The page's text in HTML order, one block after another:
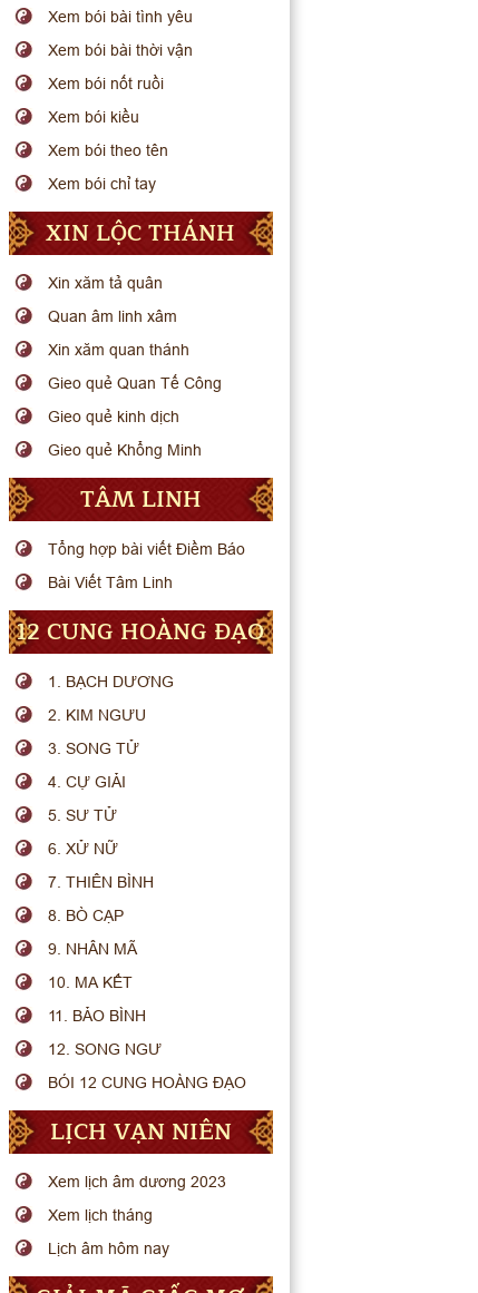
Xem bói bài tình yêu
Xem bói bài thời vận
Xem bói nốt ruồi
Xem bói kiều
Xem bói theo tên
Xem bói chỉ tay
XIN LỘC THÁNH
Xin xăm tả quân
Quan âm linh xâm
Xin xăm quan thánh
Gieo quẻ Quan Tế Công
Gieo quẻ kinh dịch
Gieo quẻ Khổng Minh
TÂM LINH
Tổng hợp bài viết Điềm Báo
Bài Viết Tâm Linh
12 CUNG HOÀNG ĐẠO
1. BẠCH DƯƠNG
2. KIM NGƯU
3. SONG TỬ
4. CỰ GIẢI
5. SƯ TỬ
6. XỬ NỮ
7. THIÊN BÌNH
8. BÒ CẠP
9. NHÂN MÃ
10. MA KẾT
11. BẢO BÌNH
12. SONG NGƯ
BÓI 12 CUNG HOÀNG ĐẠO
LỊCH VẠN NIÊN
Xem lịch âm dương 2023
Xem lịch tháng
Lịch âm hôm nay